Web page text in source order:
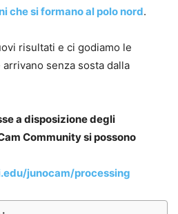
che si formano al polo nord.
risultati e ci godiamo le
senza sosta dalla
a disposizione degli
Community si possono
junocam/processing